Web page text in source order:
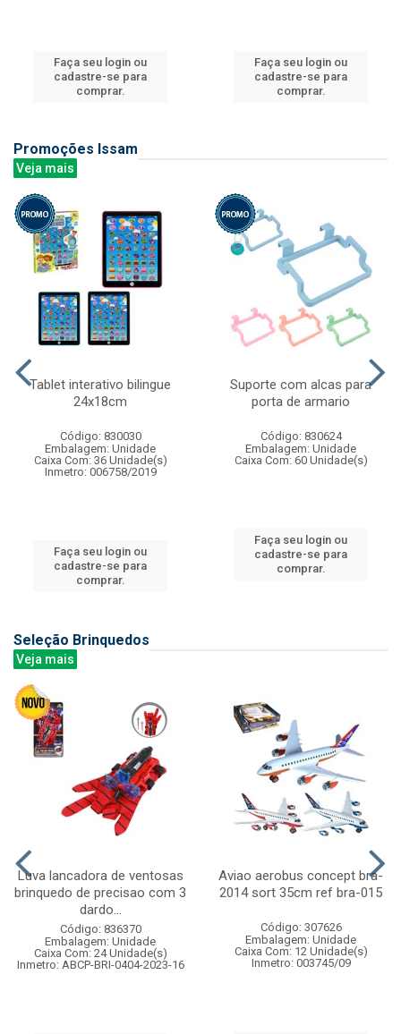
Faça seu login ou
cadastre-se para
comprar.
Faça seu login ou
cadastre-se para
comprar.
Promoções Issam
Veja mais
Tablet interativo bilingue
24x18cm
Código: 830030
Embalagem: Unidade
Caixa Com: 36 Unidade(s)
Inmetro: 006758/2019
Faça seu login ou
cadastre-se para
comprar.
Suporte com alcas para
porta de armario
Código: 830624
Embalagem: Unidade
Caixa Com: 60 Unidade(s)
Faça seu login ou
cadastre-se para
comprar.
Seleção Brinquedos
Veja mais
Luva lancadora de ventosas
brinquedo de precisao com 3
dardo...
Código: 836370
Embalagem: Unidade
Caixa Com: 24 Unidade(s)
Inmetro: ABCP-BRI-0404-2023-16
Aviao aerobus concept bra-
2014 sort 35cm ref bra-015
Código: 307626
Embalagem: Unidade
Caixa Com: 12 Unidade(s)
Inmetro: 003745/09